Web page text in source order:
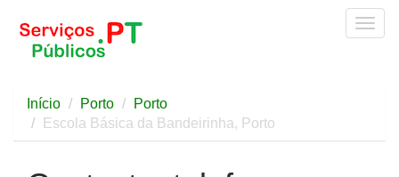
Início Porto
Porto
Escola Básica da Bandeirinha, Porto